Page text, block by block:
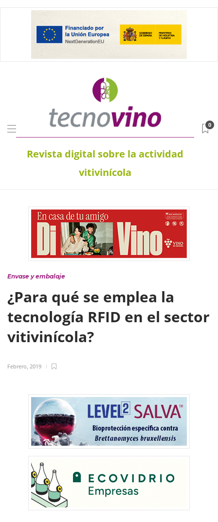
Revista digital sobre la actividad
vitivinícola
0
Envase y embalaje
¿Para qué se emplea la
tecnología RFID en el sector
vitivinícola?
Febrero, 2019